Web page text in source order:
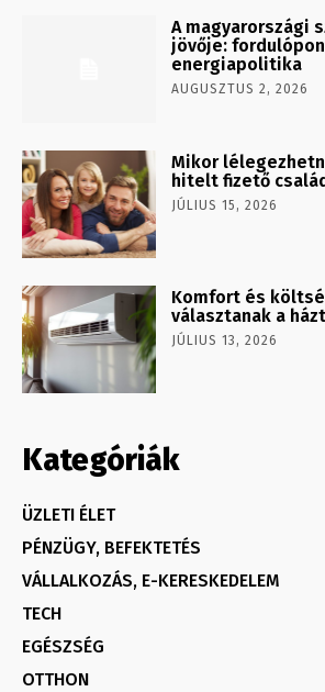
A magyarországi
jövője:
energiapolitika
AUGUSZTUS 2, 2026
Mikor
hitelt fizető
JÚLIUS 15, 2026
Komfort és
választanak a
JÚLIUS 13, 2026
Kategóriák
ÜZLETI ÉLET
PÉNZÜGY, BEFEKTETÉS
VÁLLALKOZÁS, E-KERESKEDELEM
TECH
EGÉSZSÉG
OTTHON